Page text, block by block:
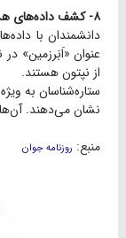
۸- کشف داده‌های هشت اَبَرزمین توسط ماهواره تس
دانشمندان با
عنوان «اَبَرزمین»
از نپتون هستند.
ستاره‌شناسان به
نشان می‌دهند. آن‌ها
منبع: روزنامه جوان